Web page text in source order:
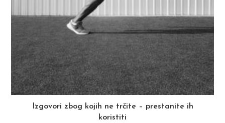
Izgovori zbog kojih ne trčite – prestanite ih
koristiti